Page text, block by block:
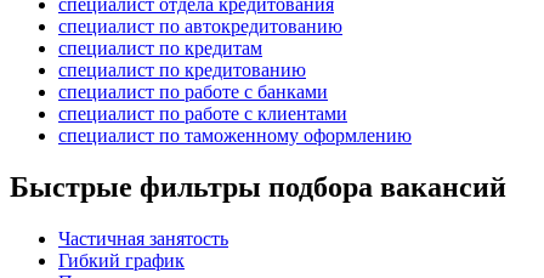
специалист по автокредитованию
специалист по кредитам
специалист по кредитованию
специалист по работе с банками
специалист по работе с клиентами
специалист по таможенному оформлению
Быстрые фильтры подбора вакансий
Частичная занятость
Гибкий график